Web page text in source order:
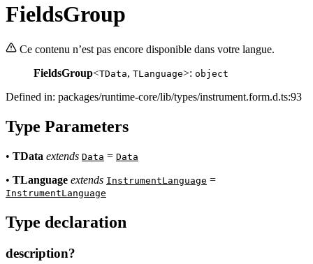
FieldsGroup
Ce contenu n’est pas encore disponible dans votre langue.
FieldsGroup<TData, TLanguage>: object
Defined in: packages/runtime-core/lib/types/instrument.form.d.ts:93
Type Parameters
• TData extends Data = Data
• TLanguage extends InstrumentLanguage =
InstrumentLanguage
Type declaration
description?